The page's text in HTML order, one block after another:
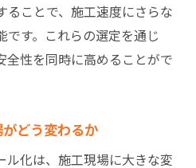
ることで、施工速度にさらな
です。これらの選定を通じ
全性を同時に高めることがで
どう変わるか
ル化は、施工現場に大きな変